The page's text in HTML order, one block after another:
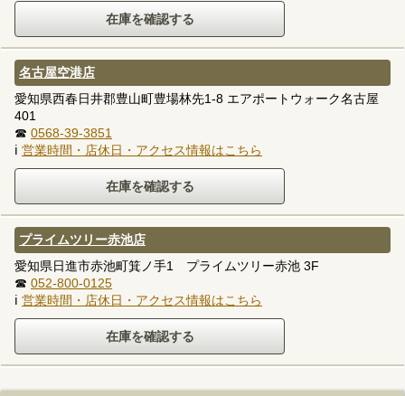
名古屋空港店
愛知県西春日井郡豊山町豊場林先1-8 エアポートウォーク名古屋
401
☎ 0568-39-3851
ℹ 営業時間・店休日・アクセス情報はこちら
プライムツリー赤池店
愛知県日進市赤池町箕ノ手1 プライムツリー赤池 3F
☎ 052-800-0125
ℹ 営業時間・店休日・アクセス情報はこちら